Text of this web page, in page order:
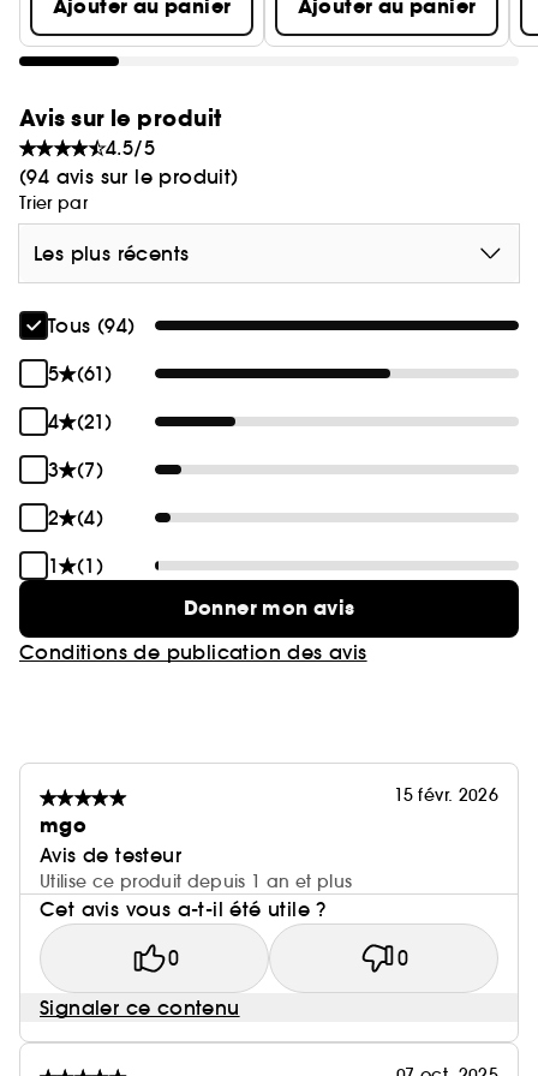
Ajouter au panier Ajouter au panier
Avis sur le produit
4.5/5
(94 avis sur le produit)
Trier par
Les plus récents
Tous (94)
5
(61)
4
(21)
3
(7)
2
(4)
1
(1)
Donner mon avis
Conditions de publication des avis
15 févr. 2026
mgo
Avis de testeur
Utilise ce produit depuis 1 an et plus
Cet avis vous a-t-il été utile ?
0 0
Signaler ce contenu